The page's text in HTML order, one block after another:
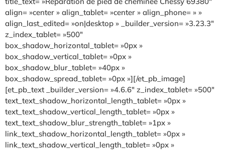
align= »center » align_tablet= »center » align_phone= » »
align_last_edited= »on|desktop » _builder_version= »3.23.3″
z_index_tablet= »500″
box_shadow_horizontal_tablet= »0px »
box_shadow_vertical_tablet= »0px »
box_shadow_blur_tablet= »40px »
box_shadow_spread_tablet= »0px »][/et_pb_image]
[et_pb_text _builder_version= »4.6.6″ z_index_tablet= »500″
text_text_shadow_horizontal_length_tablet= »0px »
text_text_shadow_vertical_length_tablet= »0px »
text_text_shadow_blur_strength_tablet= »1px »
link_text_shadow_horizontal_length_tablet= »0px »
link_text_shadow_vertical_length_tablet= »0px »